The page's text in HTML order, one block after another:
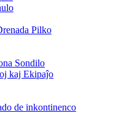
Pilko
Sondilo
kaj Ekipaĵo
de inkontinenco